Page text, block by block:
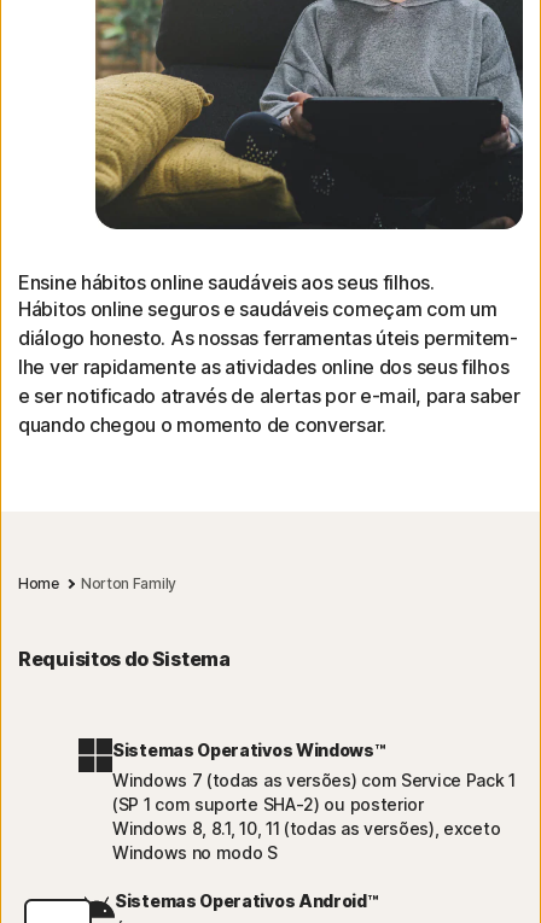
Ensine hábitos online saudáveis aos seus filhos.
Hábitos online seguros e saudáveis começam com um
diálogo honesto. As nossas ferramentas úteis permitem-
lhe ver rapidamente as atividades online dos seus filhos
e ser notificado através de alertas por e-mail, para saber
quando chegou o momento de conversar.
Home Norton Family
Requisitos do Sistema
Sistemas Operativos Windows™
Windows 7 (todas as versões) com Service Pack 1
(SP 1 com suporte SHA-2) ou posterior
Windows 8, 8.1, 10, 11 (todas as versões), exceto
Windows no modo S
Sistemas Operativos Android™